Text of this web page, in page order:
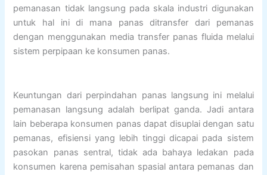
pemanasan tidak langsung pada skala industri digunakan
untuk hal ini di mana panas ditransfer dari pemanas
dengan menggunakan media transfer panas fluida melalui
sistem perpipaan ke konsumen panas.
Keuntungan dari perpindahan panas langsung ini melalui
pemanasan langsung adalah berlipat ganda. Jadi antara
lain beberapa konsumen panas dapat disuplai dengan satu
pemanas, efisiensi yang lebih tinggi dicapai pada sistem
pasokan panas sentral, tidak ada bahaya ledakan pada
konsumen karena pemisahan spasial antara pemanas dan